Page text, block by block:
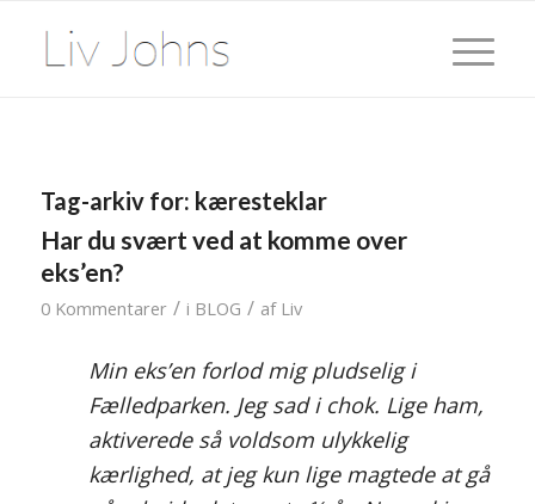
Tag-arkiv for: kæresteklar
Har du svært ved at komme over
eks’en?
0 Kommentarer / i BLOG / af Liv
Min eks’en forlod mig pludselig i
Fælledparken. Jeg sad i chok. Lige ham,
aktiverede så voldsom ulykkelig
kærlighed, at jeg kun lige magtede at gå